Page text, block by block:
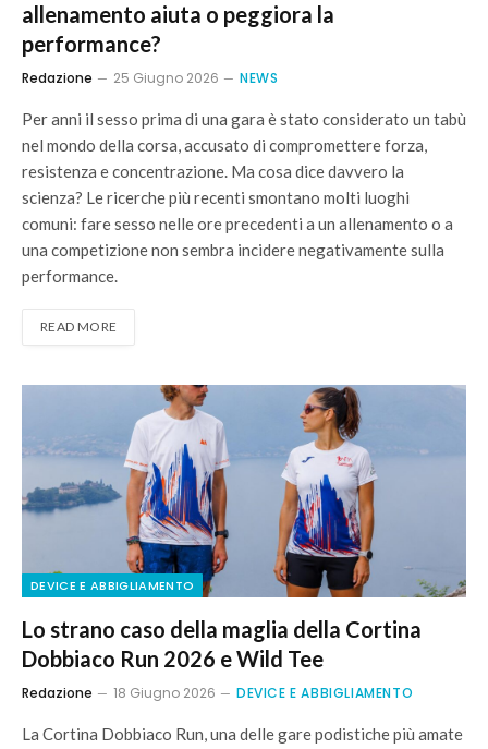
allenamento aiuta o peggiora la
performance?
Redazione 25 Giugno 2026 NEWS
Per anni il sesso prima di una gara è stato considerato un tabù
nel mondo della corsa, accusato di compromettere forza,
resistenza e concentrazione. Ma cosa dice davvero la
scienza? Le ricerche più recenti smontano molti luoghi
comuni: fare sesso nelle ore precedenti a un allenamento o a
una competizione non sembra incidere negativamente sulla
performance.
READ MORE
DEVICE E ABBIGLIAMENTO
Lo strano caso della maglia della Cortina
Dobbiaco Run 2026 e Wild Tee
Redazione 18 Giugno 2026 DEVICE E ABBIGLIAMENTO
La Cortina Dobbiaco Run, una delle gare podistiche più amate